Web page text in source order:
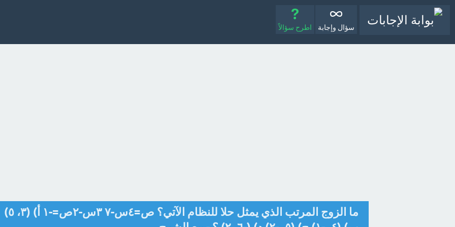
سؤال وإجابة اطرح سؤالاً
ما الزوج المرتب الذي يمثل حلا للنظام الآتي؟ ص=٤س-٧ ٣س-٢ص=-١ أ) (٣، ٥)